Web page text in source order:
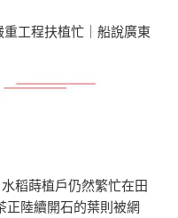
重工程扶植忙｜船說廣東
稻蒔植戶仍然繁忙在田
正陸續開石的葉則被網